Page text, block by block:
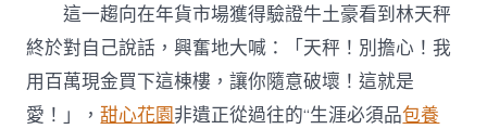
這一趨向在年貨市場獲得驗證牛土豪看到林天秤
終於對自己說話，興奮地大喊：「天秤！別擔心！我
用百萬現金買下這棟樓，讓你隨意破壞！這就是
愛！」，甜心花園非遺正從過往的“生涯必須品包養